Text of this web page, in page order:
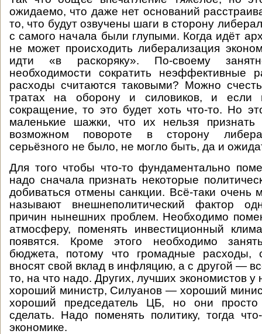
ожидаемо, что даже нет оснований
то, что будут озвучены шаги в сторону
с самого начала были глупыми. Когда идёт
не может происходить либерализация
идти «в раскоряку». По-своему
необходимости сократить неэффективные
расходы считаются таковыми? Можно
тратах на оборону и силовиков, и если
сокращение, то это будет хоть что-то. Но
маленькие шажки, что их нельзя
возможном повороте в сторону
серьёзного не было, не могло быть, да и
Для того чтобы что-то фундаментально
надо сначала признать некоторые
добиваться отмены санкции. Всё-таки очень
называют внешнеполитический фактор
причин нынешних проблем. Необходимо
атмосферу, поменять инвестиционный
появятся. Кроме этого необходимо
бюджета, потому что громадные расходы,
вносят свой вклад в инфляцию, а с другой —
то, на что надо. Других, лучших экономистов
хороший министр, Силуанов — хороший
хороший председатель ЦБ, но они
сделать. Надо поменять политику, тогда
экономике.